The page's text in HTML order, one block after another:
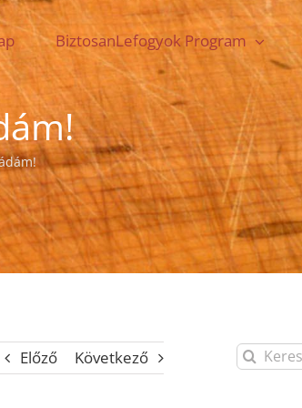
BiztosanLefogyok Program
Előző Következő Keresés...